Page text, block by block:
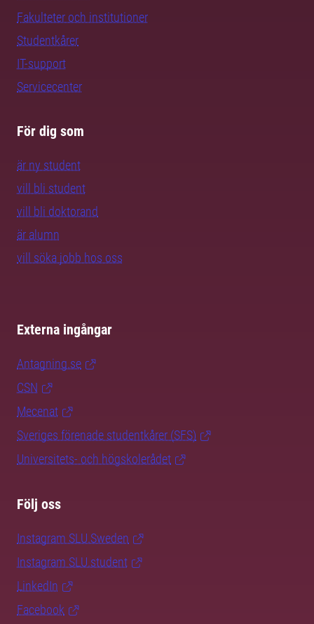
Fakulteter och institutioner
Studentkårer
IT-support
Servicecenter
För dig som
är ny student
vill bli student
vill bli doktorand
är alumn
vill söka jobb hos oss
Externa ingångar
Antagning.se
CSN
Mecenat
Sveriges förenade studentkårer (SFS)
Universitets- och högskolerådet
Följ oss
Instagram SLU.Sweden
Instagram SLU.student
LinkedIn
Facebook